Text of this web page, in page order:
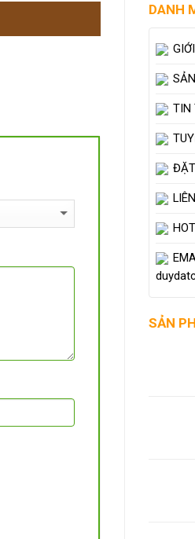
DANH
TIN
SẢN